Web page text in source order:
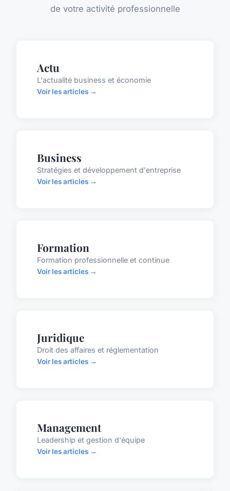
de votre activité professionnelle
Actu
L'actualité business et économie
Voir les articles →
Business
Stratégies et développement d'entreprise
Voir les articles →
Formation
Formation professionnelle et continue
Voir les articles →
Juridique
Droit des affaires et réglementation
Voir les articles →
Management
Leadership et gestion d'équipe
Voir les articles →